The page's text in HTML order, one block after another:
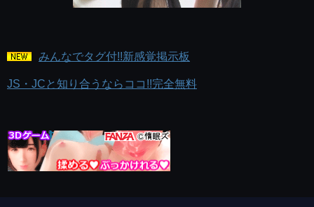
みんなでタグ付!!新感覚掲示板
JS・JCと知り合うならココ!!完全無料